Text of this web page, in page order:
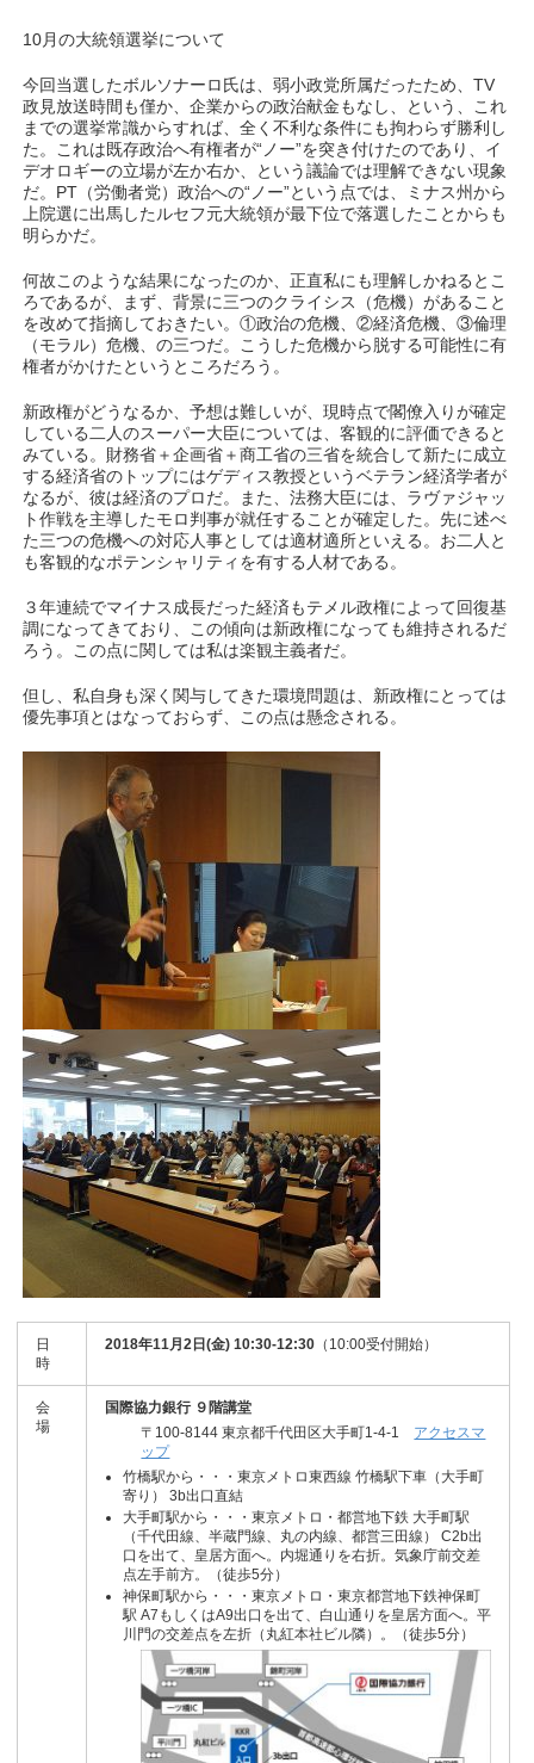
10月の大統領選挙について
今回当選したボルソナーロ氏は、弱小政党所属だったため、TV
政見放送時間も僅か、企業からの政治献金もなし、という、これ
までの選挙常識からすれば、全く不利な条件にも拘わらず勝利し
た。これは既存政治へ有権者が“ノー”を突き付けたのであり、イ
デオロギーの立場が左か右か、という議論では理解できない現象
だ。PT（労働者党）政治への“ノー”という点では、ミナス州から
上院選に出馬したルセフ元大統領が最下位で落選したことからも
明らかだ。
何故このような結果になったのか、正直私にも理解しかねるとこ
ろであるが、まず、背景に三つのクライシス（危機）があること
を改めて指摘しておきたい。①政治の危機、②経済危機、③倫理
（モラル）危機、の三つだ。こうした危機から脱する可能性に有
権者がかけたというところだろう。
新政権がどうなるか、予想は難しいが、現時点で閣僚入りが確定
している二人のスーパー大臣については、客観的に評価できると
みている。財務省＋企画省＋商工省の三省を統合して新たに成立
する経済省のトップにはゲディス教授というベテラン経済学者が
なるが、彼は経済のプロだ。また、法務大臣には、ラヴァジャッ
ト作戦を主導したモロ判事が就任することが確定した。先に述べ
た三つの危機への対応人事としては適材適所といえる。お二人と
も客観的なポテンシャリティを有する人材である。
３年連続でマイナス成長だった経済もテメル政権によって回復基
調になってきており、この傾向は新政権になっても維持されるだ
ろう。この点に関しては私は楽観主義者だ。
但し、私自身も深く関与してきた環境問題は、新政権にとっては
優先事項とはなっておらず、この点は懸念される。
日
時
2018年11月2日(金) 10:30-12:30 （10:00受付開始）
会
場
国際協力銀行 ９階講堂
〒100-8144 東京都千代田区大手町1-4-1 アクセスマ
ップ
竹橋駅から・・・東京メトロ東西線 竹橋駅下車（大手町
寄り） 3b出口直結
大手町駅から・・・東京メトロ・都営地下鉄 大手町駅
（千代田線、半蔵門線、丸の内線、都営三田線） C2b出
口を出て、皇居方面へ。内堀通りを右折。気象庁前交差
点左手前方。（徒歩5分）
神保町駅から・・・東京メトロ・東京都営地下鉄神保町
駅 A7もしくはA9出口を出て、白山通りを皇居方面へ。平
川門の交差点を左折（丸紅本社ビル隣）。（徒歩5分）